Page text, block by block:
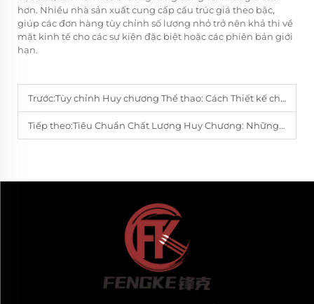
hơn. Nhiều nhà sản xuất cung cấp cấu trúc giá theo bậc,
giúp các đơn hàng tùy chỉnh số lượng nhỏ trở nên khả thi về
mặt kinh tế cho các sự kiện đặc biệt hoặc các phiên bản giới
hạn.
Trước:Tùy chỉnh Huy chương Thể thao: Cách Thiết kế cho Các Giải đấu Quốc tế?
Tiếp theo:Tiêu Chuẩn Chất Lượng Huy Chương: Những Điều Người Mua Toàn Cầu Nên Cân Nhắc